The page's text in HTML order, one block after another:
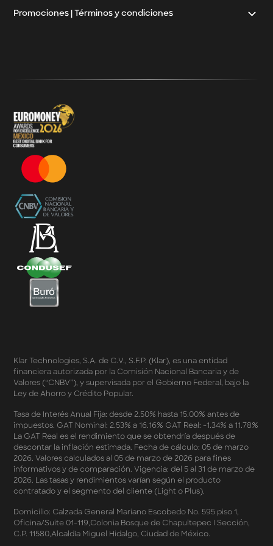
Promociones | Términos y condiciones
Términos y Condiciones - SplitK Tarjeta de Crédito No
Términos y Condiciones – Acceso a Klar Plus sin costo
Términos y Condiciones – 20% Cashback en
supermercados participantes
Términos y Condiciones Juegos de Mexico 2026
Términos y Condiciones - Amazon Prime Day 2026
Términos y Condiciones – Diferimiento de Compras
con 0% de Interés Desde App
Términos y Condiciones de Beneficios Uber Card
Powered by Klar
Klarfest - Mayo 2026
Klarfest - Día de las Madres 2026
Compra Mínima Klar Plus - SplitK 0% - Cashback
Starbucks 50% - Cashback 20% Décima Compra
Términos y Condiciones - Cashback Primera Compra
en Apple Pay
Términos y Condiciones - Mastercard te lleva a la
Términos y Condiciones – Fechas Dobles “3 de 3” 2026
Mercado Libre
Términos y Condiciones - Reducción Tasa de Interés en
Términos y Condiciones - Apartados - Tasas
Preferentes Febrero 2026
Términos y Condiciones - Programa de Cashback
AWIN
Pago de Servicios a MSI – Supermercados Enero -
Marzo 2026
Términos y Condiciones - Meses Sin Intereses y SplitK
Cashback
Términos y Condiciones Aplicables a la Tarjeta de
Klar Technologies, S.A. de C.V., S.F.P. (Klar), es una entidad
financiera autorizada por la Comisión Nacional Bancaria y de
Valores (“CNBV”), y supervisada por el Gobierno Federal, bajo la
Ley de Ahorro y Crédito Popular.
Tasa de Interés Anual Fija: desde 2.50% hasta 15.00% antes de
impuestos. GAT Nominal: 2.53% a 16.16% GAT Real: -1.34% a 11.78%
La GAT Real es el rendimiento que se obtendría después de
descontar la inflación estimada. Fecha de cálculo: 05 de marzo
2026. Valores calculados al 05 de marzo de 2026 para fines
informativos y de comparación. Vigencia: del 5 al 31 de marzo de
2026. Las tasas y rendimientos varían según el producto
contratado y el segmento del cliente (Light o Plus).
Domicilio: Calzada General Mariano Escobedo No. 595 piso 1,
Oficina/Suite 01-119,Colonia Bosque de Chapultepec I Sección,
C.P. 11580,Alcaldía Miguel Hidalgo, Ciudad de México.